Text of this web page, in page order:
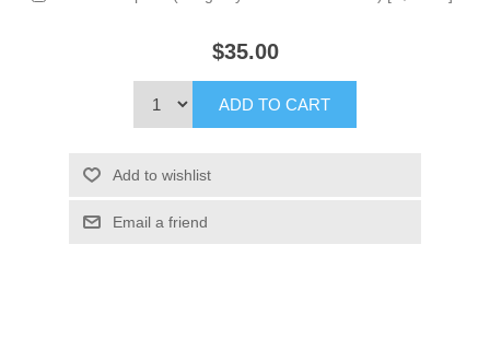
$35.00
ADD TO CART
Add to wishlist
Email a friend